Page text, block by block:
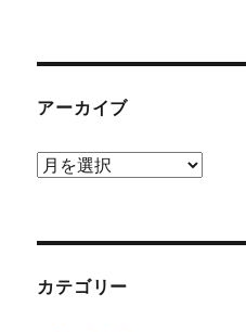
アーカイブ
ア
ブ
カテゴリー